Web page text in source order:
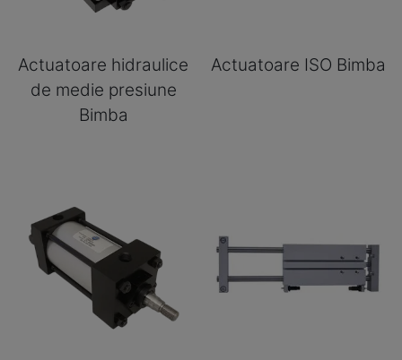
Actuatoare hidraulice
de medie presiune
Bimba
Actuatoare ISO Bimba